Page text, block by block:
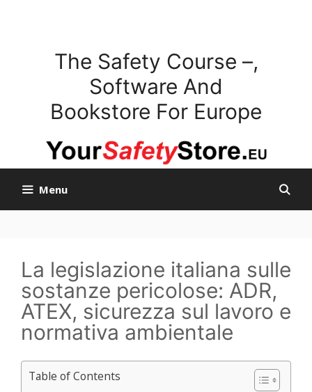
The Safety Course –,
Software And
Bookstore For Europe
Menu
La legislazione italiana sulle
sostanze pericolose: ADR,
ATEX, sicurezza sul lavoro e
normativa ambientale
Table of Contents